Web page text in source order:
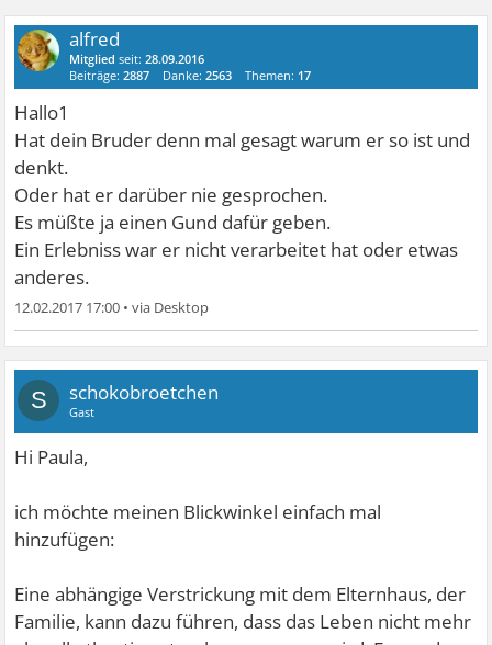
alfred
Mitglied seit:28.09.2016
Beiträge:2887 Danke:2563 Themen: 17
Hallo1
Hat dein Bruder denn mal gesagt warum er so ist und
denkt.
Oder hat er darüber nie gesprochen.
Es müßte ja einen Gund dafür geben.
Ein Erlebniss war er nicht verarbeitet hat oder etwas
anderes.
12.02.2017 17:00 •
S schokobroetchen
Gast
Hi Paula,
ich möchte meinen Blickwinkel einfach mal
hinzufügen:
Eine abhängige Verstrickung mit dem Elternhaus, der
Familie, kann dazu führen, dass das Leben nicht mehr